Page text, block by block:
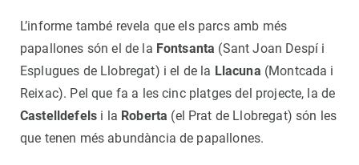
L’informe també revela que els parcs amb més
papallones són el de la Fontsanta (Sant Joan Despí i
Esplugues de Llobregat) i el de la Llacuna (Montcada i
Reixac). Pel que fa a les cinc platges del projecte, la de
Castelldefels i la Roberta (el Prat de Llobregat) són les
que tenen més abundància de papallones.